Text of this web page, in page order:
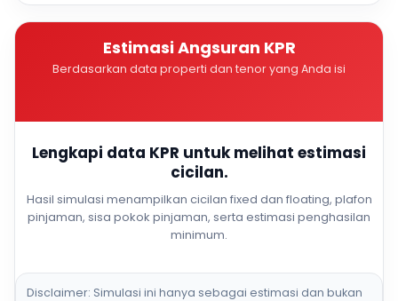
Estimasi Angsuran KPR
Berdasarkan data properti dan tenor yang Anda isi
Lengkapi data KPR untuk melihat estimasi
cicilan.
Hasil simulasi menampilkan cicilan fixed dan floating, plafon
pinjaman, sisa pokok pinjaman, serta estimasi penghasilan
minimum.
Disclaimer: Simulasi ini hanya sebagai estimasi dan bukan